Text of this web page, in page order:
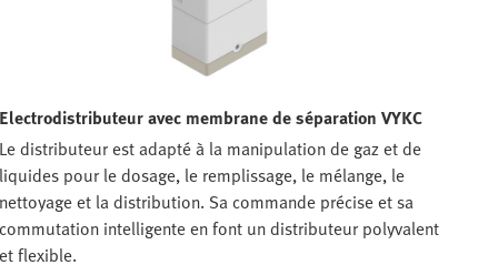
Electrodistributeur avec membrane de séparation VYKC
Le distributeur est adapté à la manipulation de gaz et de
liquides pour le dosage, le remplissage, le mélange, le
nettoyage et la distribution. Sa commande précise et sa
commutation intelligente en font un distributeur polyvalent
et flexible.